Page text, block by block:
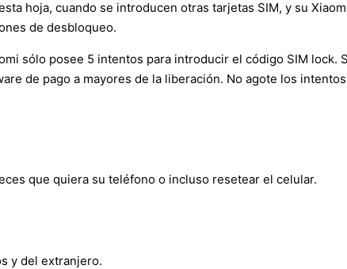
hoja, cuando se introducen otras tarjetas SIM, y su
de desbloqueo.
sólo posee 5 intentos para introducir el código SIM lock.
de pago a mayores de la liberación. No agote los
que quiera su teléfono o incluso resetear el celular.
y del extranjero.